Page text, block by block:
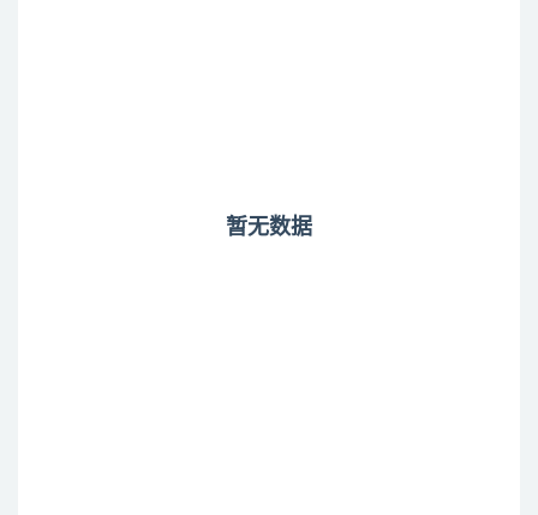
暂无数据